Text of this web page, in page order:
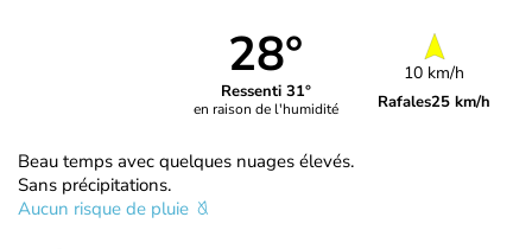
28°
Ressenti 31°
en raison de l'humidité
10 km/h
Rafales25 km/h
Beau temps avec quelques nuages élevés.
Sans précipitations.
Aucun risque de pluie